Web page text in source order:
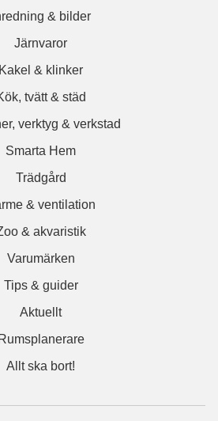
& bilder
Järnvaror
Kakel & klinker
tvätt & städ
verktyg & verkstad
Smarta Hem
Trädgård
& ventilation
& akvaristik
Varumärken
Tips & guider
Aktuellt
Rumsplanerare
Allt ska bort!